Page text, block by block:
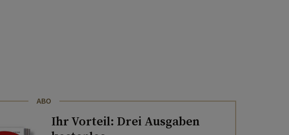
ABO
Ihr Vorteil: Drei Ausgaben